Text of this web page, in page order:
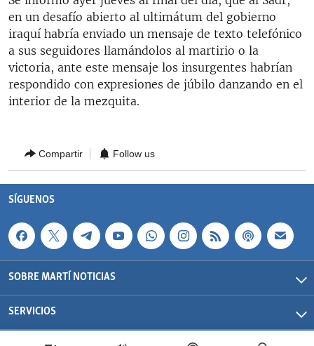
en un desafío abierto al ultimátum del gobierno
iraquí habría enviado un mensaje de texto telefónico
a sus seguidores llamándolos al martirio o la
victoria, ante este mensaje los insurgentes habrían
respondido con expresiones de júbilo danzando en el
interior de la mezquita.
Compartir Follow us
SÍGUENOS
SOBRE MARTÍ NOTICIAS
SERVICIOS